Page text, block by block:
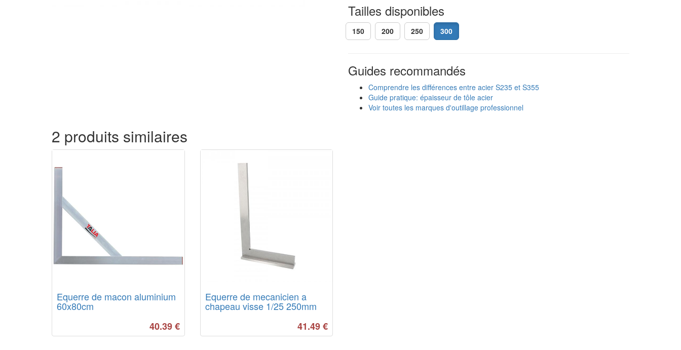
Tailles disponibles
150 200 250 300
Guides recommandés
Comprendre les différences entre acier S235 et S355
Guide pratique: épaisseur de tôle acier
Voir toutes les marques d'outillage professionnel
2 produits similaires
Equerre de macon aluminium
60x80cm
40.39 €
Equerre de mecanicien a
chapeau visse 1/25 250mm
41.49€